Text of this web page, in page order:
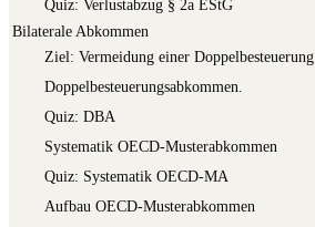
Quiz: Ver­lust­ab­zug § 2a EStG
Bilaterale Abkommen
Ziel: Ver­mei­dung einer Doppelbesteuerung
Dop­pel­be­steue­rungs­ab­kom­men.
Quiz: DBA
Sys­te­ma­tik OECD-Musterabkommen
Quiz: Sys­te­ma­tik OECD-MA
Auf­bau OECD-Musterabkommen